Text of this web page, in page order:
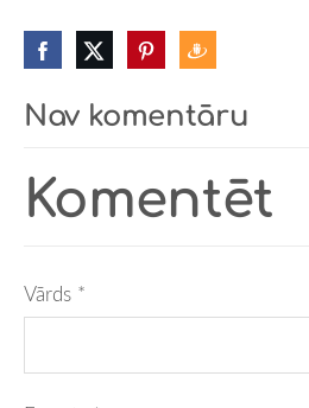
Nav komentāru
Komentēt
Vārds *